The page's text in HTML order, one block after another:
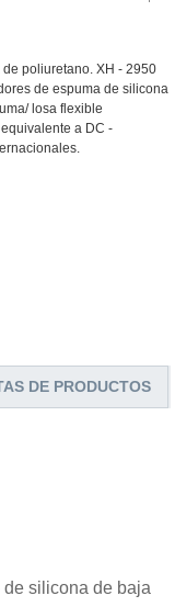
poliuretano. XH - 2950
de espuma de silicona
losa flexible
a DC -
DE PRODUCTOS
silicona de baja